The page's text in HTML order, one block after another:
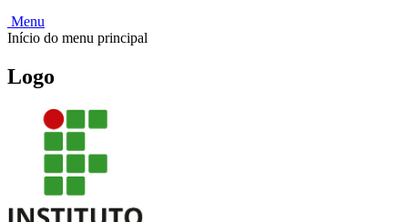
Menu
Início do menu principal
Logo